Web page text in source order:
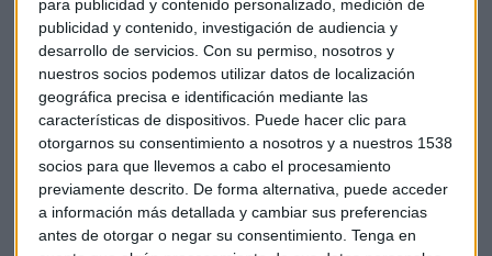
para publicidad y contenido personalizado, medición de
publicidad y contenido, investigación de audiencia y
desarrollo de servicios. Con su permiso, nosotros y
nuestros socios podemos utilizar datos de localización
geográfica precisa e identificación mediante las
características de dispositivos. Puede hacer clic para
otorgarnos su consentimiento a nosotros y a nuestros 1538
socios para que llevemos a cabo el procesamiento
previamente descrito. De forma alternativa, puede acceder
a información más detallada y cambiar sus preferencias
antes de otorgar o negar su consentimiento. Tenga en
tienen previsto desarrollar un nuevo modelo que permita a
un amplio abanico de usuarios: clarificar y gestionar de
forma segura los derechos de los activos virtuales. Esto se
hará mediante la combinación de una plataforma
metaverso, proporcionada conjuntamente por JCB y JP
GAMES, con una tecnología de firma digital desarrollada por
Fujitsu. Las tres empresas se centrarán en los siguientes
puntos:
Desarrollo de un modelo de negocio relacionado con un